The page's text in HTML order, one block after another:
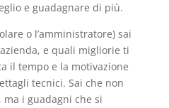
e guadagnare di più.
o l’amministratore) sai
e quali migliorie ti
il tempo e la motivazione
tecnici. Sai che non
i guadagni che si